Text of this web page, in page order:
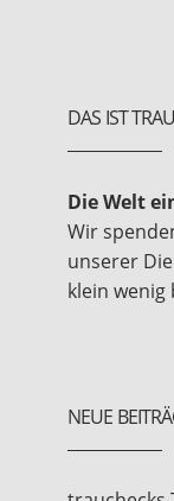
DAS IST
Die Welt
Wir
unserer
klein wenig
NEUE